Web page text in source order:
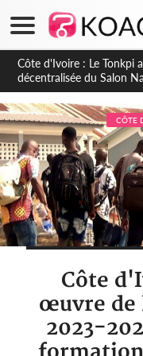
Côte d'Ivoire : PPA-CI,
prérogatives de
politique ?
CÔTE
Côte
œuvre de
2023-